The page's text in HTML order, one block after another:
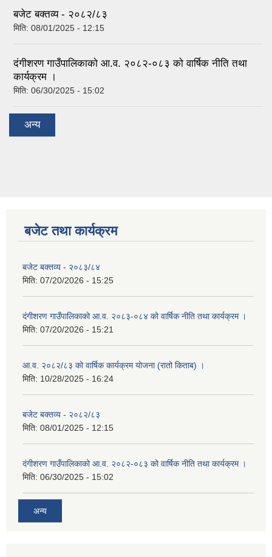
बजेट बक्तव्य - २०८२/८३
मिति: 08/01/2025 - 12:15
दंगीशरण गाउँपालिकाको आ.व. २०८२-०८३ को वार्षिक नीति तथा
कार्यक्रम ।
मिति: 06/30/2025 - 15:02
अन्य
बजेट तथा कार्यक्रम
बजेट बक्तव्य - २०८३/८४
मिति: 07/20/2026 - 15:25
दंगीशरण गाउँपालिकाको आ.व. २०८३-०८४ को वार्षिक नीति तथा कार्यक्रम ।
मिति: 07/20/2026 - 15:21
आ.व. २०८२/८३ को वार्षिक कार्यक्रम योजना (रातो किताब) ।
मिति: 10/28/2025 - 16:24
बजेट बक्तव्य - २०८२/८३
मिति: 08/01/2025 - 12:15
दंगीशरण गाउँपालिकाको आ.व. २०८२-०८३ को वार्षिक नीति तथा कार्यक्रम ।
मिति: 06/30/2025 - 15:02
अन्य